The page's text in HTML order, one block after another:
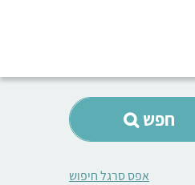
חפש
אפס סרגל חיפוש